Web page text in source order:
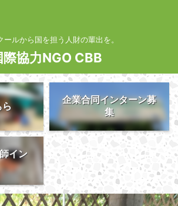
ールから国を担う人財の輩出を。
際協力NGO CBB
企業合同インターン募
集
イン